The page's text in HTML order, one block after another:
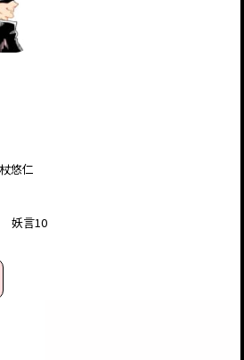
悠仁
妖言10